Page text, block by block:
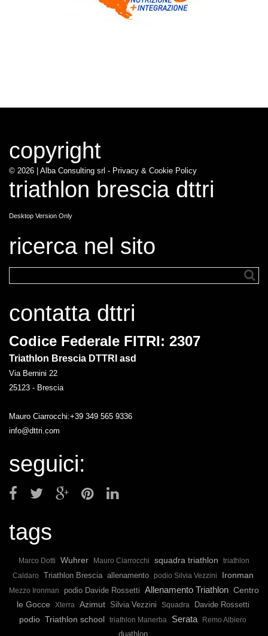
copyright
© 2026 | Alba Consulting srl - Privacy & Cookie Policy
triathlon brescia dttri
Desktop Version Only
ricerca nel sito
contatta dttri
Codice Federale FITRI: 2307
Triathlon Brescia DTTRI asd
Via Bernini 22
25123 - Brescia
Mauro Ciarrocchi:+39 349 565 9336
info@dttri.com
seguici:
tags
Marco Dotti Wuhrer Mauro Ciarrocchi squadra triathlon
triathlon
Caldaro
Triathlon Brescia allenamento podio Silvia Vezzini Ironman
Mezzo Ironman podio Davide Rossetti Allenamento Triathlon Centro
le Gocce
Xterra Azimut Silvia Vezzini Squadra Davide Rossetti
podio Triathlon school triathlon Manerba Serata Remo Albiero
duathlon